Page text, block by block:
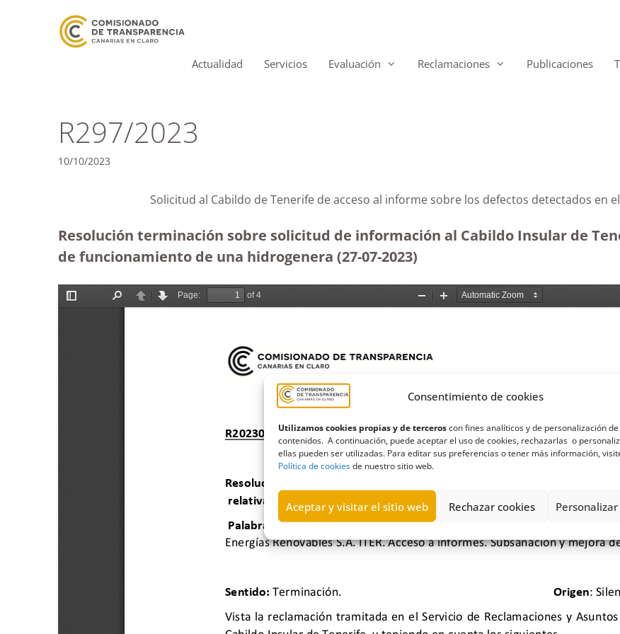
Consentimiento de cookies
Utilizamos cookies propias y de terceroscon fines analíticos y de personalización
contenidos. A continuación, puede aceptar el uso de cookies, rechazarlas o
ellas pueden ser utilizadas. Para editar sus preferencias o tener más información,
Política de cookiesde nuestro sitio web.
Aceptar y visitar el sitio web Rechazar cookies
Actualidad Servicios Evaluación Reclamaciones Publicaciones
R297/2023
10/10/2023
Solicitud al Cabildo de Tenerife de acceso al informe sobre los defectos detectados
Resolución terminación sobre solicitud de información al Cabildo Insular de
de funcionamiento de una hidrogenera (27-07-2023)